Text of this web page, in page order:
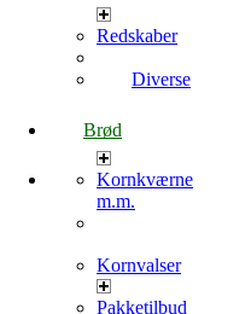
Redskaber
Diverse
Brød
Kornkværne
m.m.
Kornvalser
Pakketilbud